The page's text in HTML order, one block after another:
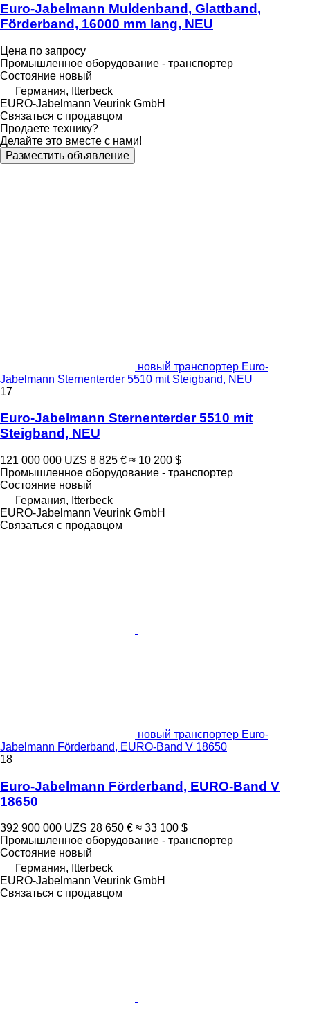
Euro-Jabelmann Muldenband, Glattband,
Förderband, 16000 mm lang, NEU
Цена по запросу
Промышленное оборудование - транспортер
Состояние новый
Германия, Itterbeck
EURO-Jabelmann Veurink GmbH
Связаться с продавцом
Продаете технику?
Делайте это вместе с нами!
Разместить объявление
новый транспортер Euro-
Jabelmann Sternenterder 5510 mit Steigband, NEU
17
Euro-Jabelmann Sternenterder 5510 mit
Steigband, NEU
121 000 000 UZS 8 825 € ≈ 10 200 $
Промышленное оборудование - транспортер
Состояние новый
Германия, Itterbeck
EURO-Jabelmann Veurink GmbH
Связаться с продавцом
новый транспортер Euro-
Jabelmann Förderband, EURO-Band V 18650
18
Euro-Jabelmann Förderband, EURO-Band V
18650
392 900 000 UZS 28 650 € ≈ 33 100 $
Промышленное оборудование - транспортер
Состояние новый
Германия, Itterbeck
EURO-Jabelmann Veurink GmbH
Связаться с продавцом